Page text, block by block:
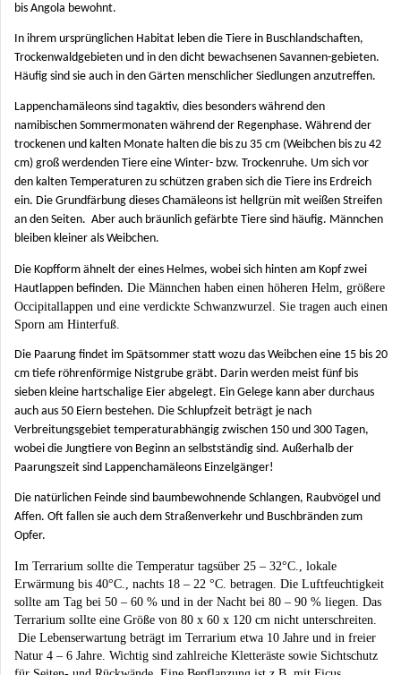
bis Angola bewohnt.
In ihrem ursprünglichen Habitat leben die Tiere in Buschlandschaften,
Trockenwaldgebieten und in den dicht bewachsenen Savannen-gebieten.
Häufig sind sie auch in den Gärten menschlicher Siedlungen anzutreffen.
Lappenchamäleons sind tagaktiv, dies besonders während den
namibischen Sommermonaten während der Regenphase. Während der
trockenen und kalten Monate halten die bis zu 35 cm (Weibchen bis zu 42
cm) groß werdenden Tiere eine Winter- bzw. Trockenruhe. Um sich vor
den kalten Temperaturen zu schützen graben sich die Tiere ins Erdreich
ein. Die Grundfärbung dieses Chamäleons ist hellgrün mit weißen Streifen
an den Seiten. Aber auch bräunlich gefärbte Tiere sind häufig. Männchen
bleiben kleiner als Weibchen.
Die Kopfform ähnelt der eines Helmes, wobei sich hinten am Kopf zwei
Hautlappen befinden. Die Männchen haben einen höheren Helm, größere
Occipitallappen und eine verdickte Schwanzwurzel. Sie tragen auch einen
Sporn am Hinterfuß.
Die Paarung findet im Spätsommer statt wozu das Weibchen eine 15 bis 20
cm tiefe röhrenförmige Nistgrube gräbt. Darin werden meist fünf bis
sieben kleine hartschalige Eier abgelegt. Ein Gelege kann aber durchaus
auch aus 50 Eiern bestehen. Die Schlupfzeit beträgt je nach
Verbreitungsgebiet temperaturabhängig zwischen 150 und 300 Tagen,
wobei die Jungtiere von Beginn an selbstständig sind. Außerhalb der
Paarungszeit sind Lappenchamäleons Einzelgänger!
Die natürlichen Feinde sind baumbewohnende Schlangen, Raubvögel und
Affen. Oft fallen sie auch dem Straßenverkehr und Buschbränden zum
Opfer.
Im Terrarium sollte die Temperatur tagsüber 25 – 32°C., lokale
Erwärmung bis 40°C., nachts 18 – 22 °C. betragen. Die Luftfeuchtigkeit
sollte am Tag bei 50 – 60 % und in der Nacht bei 80 – 90 % liegen. Das
Terrarium sollte eine Größe von 80 x 60 x 120 cm nicht unterschreiten.
Die Lebenserwartung beträgt im Terrarium etwa 10 Jahre und in freier
Natur 4 – 6 Jahre. Wichtig sind zahlreiche Kletteräste sowie Sichtschutz